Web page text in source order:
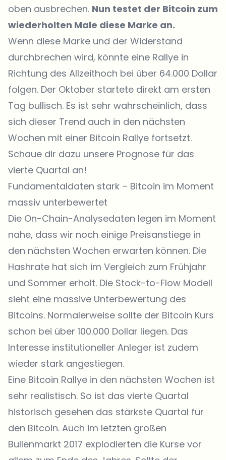
oben ausbrechen. Nun testet der Bitcoin zum
wiederholten Male diese Marke an.
Wenn diese Marke und der Widerstand
durchbrechen wird, könnte eine Rallye in
Richtung des Allzeithoch bei über 64.000 Dollar
folgen. Der Oktober startete direkt am ersten
Tag bullisch. Es ist sehr wahrscheinlich, dass
sich dieser Trend auch in den nächsten
Wochen mit einer Bitcoin Rallye fortsetzt.
Schaue dir dazu unsere Prognose für das
vierte Quartal an!
Fundamentaldaten stark – Bitcoin im Moment
massiv unterbewertet
Die On-Chain-Analysedaten legen im Moment
nahe, dass wir noch einige Preisanstiege in
den nächsten Wochen erwarten können. Die
Hashrate hat sich im Vergleich zum Frühjahr
und Sommer erholt. Die Stock-to-Flow Modell
sieht eine massive Unterbewertung des
Bitcoins. Normalerweise sollte der Bitcoin Kurs
schon bei über 100.000 Dollar liegen. Das
Interesse institutioneller Anleger ist zudem
wieder stark angestiegen.
Eine Bitcoin Rallye in den nächsten Wochen ist
sehr realistisch. So ist das vierte Quartal
historisch gesehen das stärkste Quartal für
den Bitcoin. Auch im letzten großen
Bullenmarkt 2017 explodierten die Kurse vor